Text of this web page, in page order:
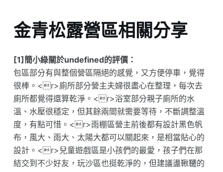
金青松露營區相關分享
[1]簡小綠關於undefined的評價：
包區部分有與整個營區隔絕的感覺，又方便停車，覺得
很棒。<r>廁所部分營主夫婦很盡心在整理，每次去
廁所都覺得還算乾淨。<r>浴室部分親子廁所的水
溫、水壓很穩定，但其餘兩間就需要等待，不斷調整溫
度，有點可惜。<r>雨棚區營主前後都有設計黑色帆
布，風大、雨大、太陽大都可以關起來，是相當貼心的
設計。<r>兒童遊戲區是小孩們的最愛，孩子們在那
結交到不少好友，玩沙區也挺乾淨的，但建議盪鞦韆的